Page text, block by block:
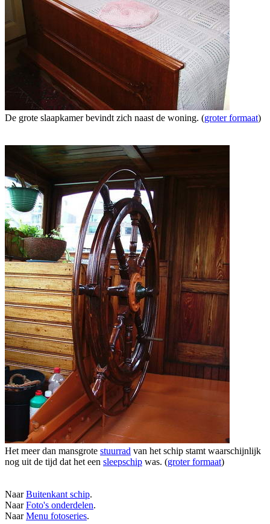
De grote slaapkamer bevindt zich naast de woning. (groter formaat)
Het meer dan mansgrote stuurrad van het schip stamt waarschijnlijk
nog uit de tijd dat het een sleepschip was. (groter formaat)
NaarBuitenkant schip.
NaarFoto's onderdelen.
NaarMenu fotoseries.